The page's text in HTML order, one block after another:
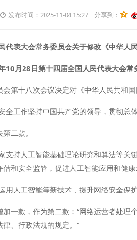
发布时间：2025-11-04 15:27 分享到：
代表大会常务委员会关于修改《中华人
10月28日第十四届全国人民代表大会常
第十八次会议决定对《中华人民共和
全工作坚持中国共产党的领导，贯彻总
二款。
支持人工智能基础理论研究和算法等关
和安全监管，促进人工智能应用和健康
用人工智能等新技术，提升网络安全保
一款，作为第二款：“网络运营者处理
律、行政法规的规定。”